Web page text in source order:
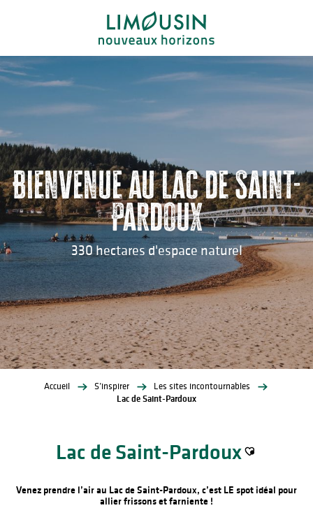
principal
Bienvenue au lac de Saint-
Pardoux
330 hectares d'espace naturel
Accueil S’inspirer
Les sites incontournables
Lac de Saint-Pardoux
Lac de Saint-Pardoux
Venez prendre l’air au Lac de Saint-Pardoux, c’est LE spot idéal pour
allier frissons et farniente !